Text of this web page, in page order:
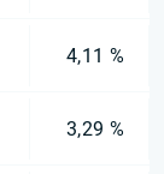
4,11 %
3,29 %